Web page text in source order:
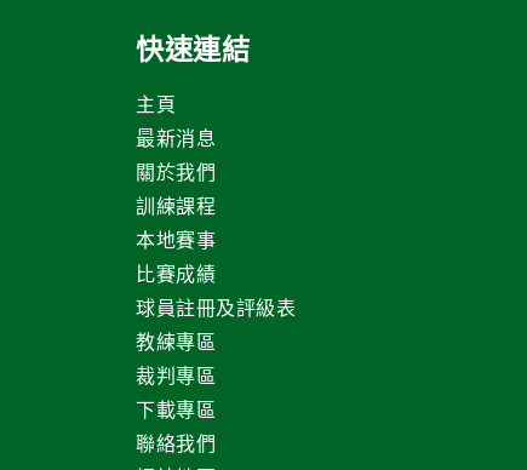
快速連結
主頁
最新消息
關於我們
訓練課程
本地賽事
比賽成績
球員註冊及評級表
教練專區
裁判專區
下載專區
聯絡我們